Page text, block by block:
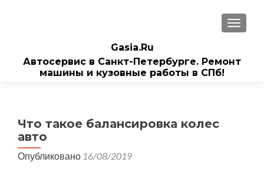
Gasia.Ru
Автосервис в Санкт-Петербурге. Ремонт
машины и кузовные работы в СПб!
Что такое балансировка колес
авто
Опубликовано 16/08/2019